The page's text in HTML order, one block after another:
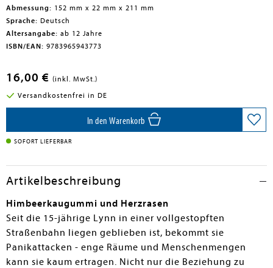
Abmessung: 152 mm x 22 mm x 211 mm
Sprache: Deutsch
Altersangabe: ab 12 Jahre
ISBN/EAN: 9783965943773
16,00 € (inkl. MwSt.)
Versandkostenfrei in DE
In den Warenkorb
SOFORT LIEFERBAR
Artikelbeschreibung
Himbeerkaugummi und Herzrasen
Seit die 15-jährige Lynn in einer vollgestopften
Straßenbahn liegen geblieben ist, bekommt sie
Panikattacken - enge Räume und Menschenmengen
kann sie kaum ertragen. Nicht nur die Beziehung zu